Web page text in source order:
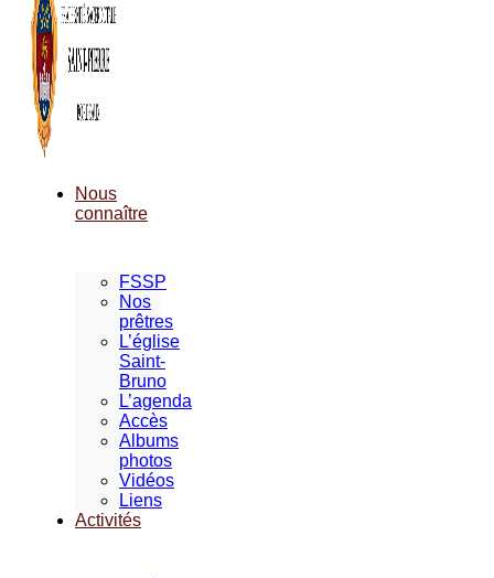
Nous
connaître
FSSP
Nos
prêtres
L’église
Saint-
Bruno
L’agenda
Accès
Albums
photos
Vidéos
Liens
Activités